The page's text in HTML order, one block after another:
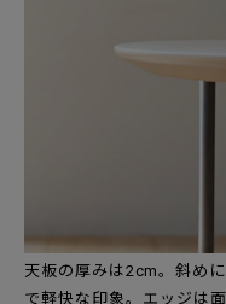
天板の厚みは2cm。斜め
で軽快な印象。エッジは